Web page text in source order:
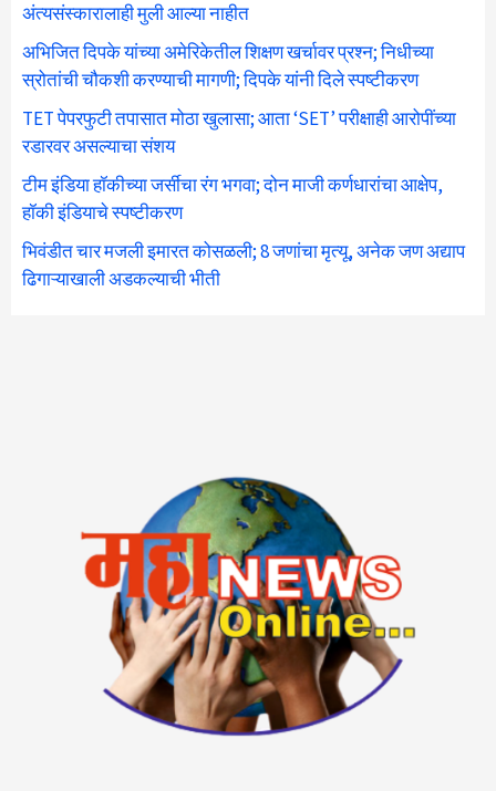
अंत्यसंस्कारालाही मुली आल्या नाहीत
अभिजित दिपके यांच्या अमेरिकेतील शिक्षण खर्चावर प्रश्न; निधीच्या
स्रोतांची चौकशी करण्याची मागणी; दिपके यांनी दिले स्पष्टीकरण
TET पेपरफुटी तपासात मोठा खुलासा; आता ‘SET’ परीक्षाही आरोपींच्या
रडारवर असल्याचा संशय
टीम इंडिया हॉकीच्या जर्सीचा रंग भगवा; दोन माजी कर्णधारांचा आक्षेप,
हॉकी इंडियाचे स्पष्टीकरण
भिवंडीत चार मजली इमारत कोसळली; 8 जणांचा मृत्यू, अनेक जण अद्याप
ढिगाऱ्याखाली अडकल्याची भीती